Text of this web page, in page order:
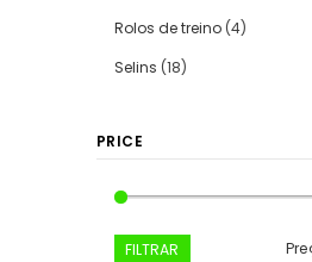
Rolos de treino (4)
Selins (18)
PRICE
FILTRAR